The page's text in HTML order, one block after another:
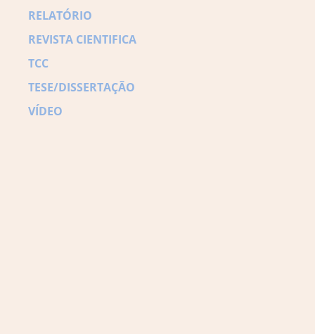
RELATÓRIO
REVISTA CIENTIFICA
TCC
TESE/DISSERTAÇÃO
VÍDEO